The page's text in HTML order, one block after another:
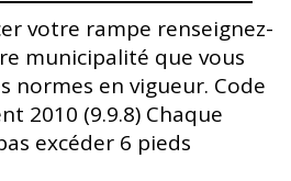
votre rampe renseignez-
municipalité que vous
normes en vigueur. Code
2010 (9.9.8) Chaque
excéder 6 pieds